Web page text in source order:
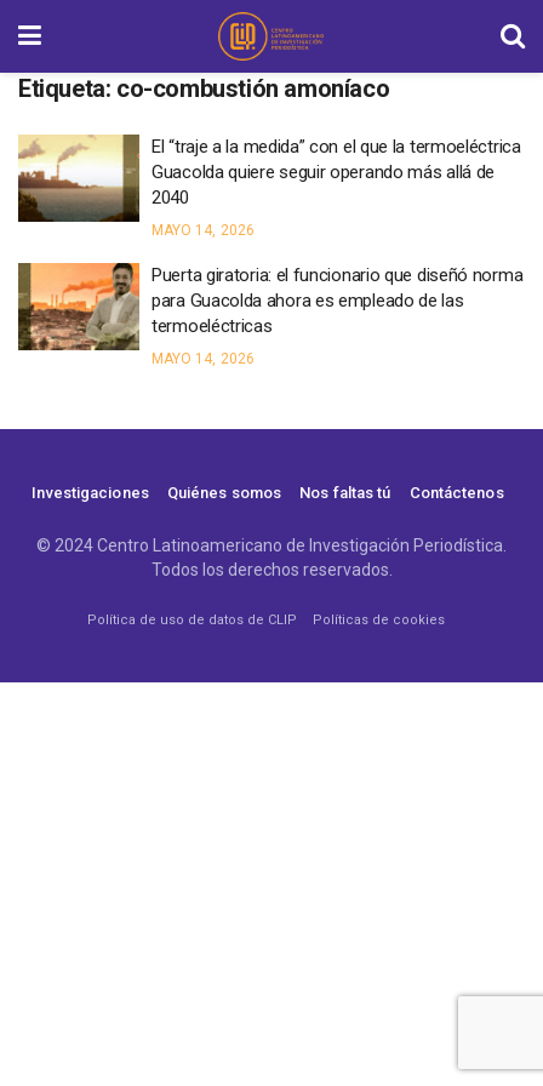
Etiqueta: co-combustión amoníaco
El “traje a la medida” con el que la termoeléctrica
Guacolda quiere seguir operando más allá de
2040
MAYO 14, 2026
Puerta giratoria: el funcionario que diseñó norma
para Guacolda ahora es empleado de las
termoeléctricas
MAYO 14, 2026
Investigaciones Quiénes somos Nos faltas tú Contáctenos
© 2024 Centro Latinoamericano de Investigación Periodística.
Todos los derechos reservados.
Política de uso de datos de CLIP Políticas de cookies